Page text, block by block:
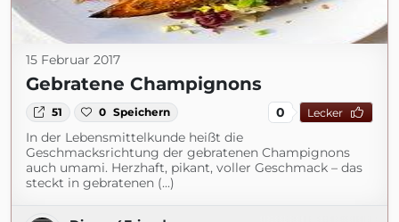
15 Februar 2017
Gebratene Champignons
51 0 Speichern 0 Lecker
In der Lebensmittelkunde heißt die
Geschmacksrichtung der gebratenen Champignons
auch umami. Herzhaft, pikant, voller Geschmack – das
steckt in gebratenen (...)